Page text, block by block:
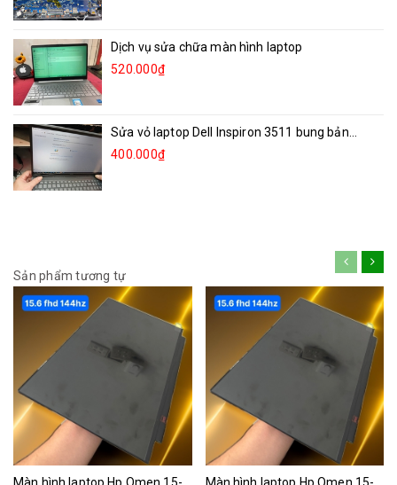
Dịch vụ sửa chữa màn hình laptop
520.000₫
Sửa vỏ laptop Dell Inspiron 3511 bung bản...
400.000₫
Sản phẩm tương tự